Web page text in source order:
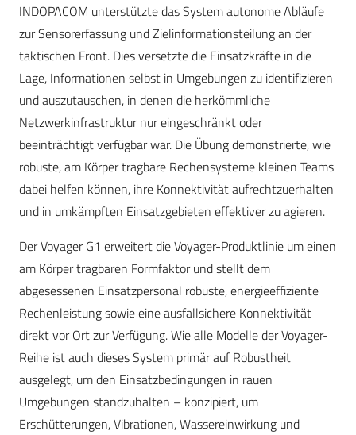
INDOPACOM unterstützte das System autonome Abläufe
zur Sensorerfassung und Zielinformationsteilung an der
taktischen Front. Dies versetzte die Einsatzkräfte in die
Lage, Informationen selbst in Umgebungen zu identifizieren
und auszutauschen, in denen die herkömmliche
Netzwerkinfrastruktur nur eingeschränkt oder
beeinträchtigt verfügbar war. Die Übung demonstrierte, wie
robuste, am Körper tragbare Rechensysteme kleinen Teams
dabei helfen können, ihre Konnektivität aufrechtzuerhalten
und in umkämpften Einsatzgebieten effektiver zu agieren.
Der Voyager G1 erweitert die Voyager-Produktlinie um einen
am Körper tragbaren Formfaktor und stellt dem
abgesessenen Einsatzpersonal robuste, energieeffiziente
Rechenleistung sowie eine ausfallsichere Konnektivität
direkt vor Ort zur Verfügung. Wie alle Modelle der Voyager-
Reihe ist auch dieses System primär auf Robustheit
ausgelegt, um den Einsatzbedingungen in rauen
Umgebungen standzuhalten – konzipiert, um
Erschütterungen, Vibrationen, Wassereinwirkung und